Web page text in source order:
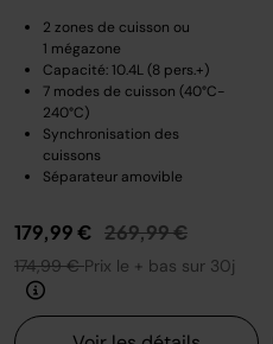
2 zones de cuisson ou
1 mégazone
Capacité: 10.4L (8 pers.+)
7 modes de cuisson (40°C-
240°C)
Synchronisation des
cuissons
Séparateur amovible
179,99 € Prix réduit de
269,99 €au
174,99 €Prix le + bas sur 30j